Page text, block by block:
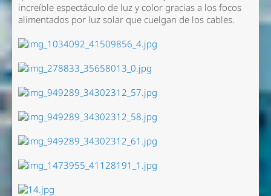
increíble espectáculo de luz y color gracias a los focos
alimentados por luz solar que cuelgan de los cables.